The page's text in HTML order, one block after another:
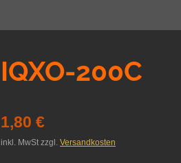
IQXO-200C
1,80 €
inkl. MwSt zzgl. Versandkosten